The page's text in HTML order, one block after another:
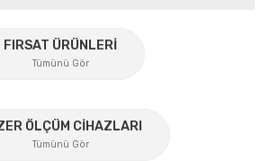
bozuk veya görüntülenemiyor.
bulunuyor.
daha pahalı.
FIRSAT ÜRÜNLERİ
Tümünü Gör
ÖLÇÜM CİHAZLARI
Tümünü Gör